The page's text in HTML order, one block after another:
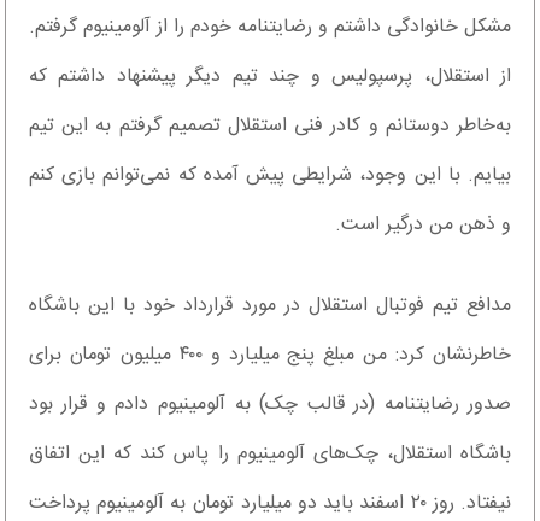
مشکل خانوادگی داشتم و رضایتنامه خودم را از آلومینیوم گرفتم.
از استقلال، پرسپولیس و چند تیم دیگر پیشنهاد داشتم که
به‌خاطر دوستانم و کادر فنی استقلال تصمیم گرفتم به این تیم
بیایم. با این وجود، شرایطی پیش آمده که نمی‌توانم بازی کنم
و ذهن من درگیر است.
مدافع تیم فوتبال استقلال در مورد قرارداد خود با این باشگاه
خاطرنشان کرد: من مبلغ پنج میلیارد و ۴۰۰ میلیون تومان برای
صدور رضایتنامه (در قالب چک) به آلومینیوم دادم و قرار بود
باشگاه استقلال، چک‌های آلومینیوم را پاس کند که این اتفاق
نیفتاد. روز ۲۰ اسفند باید دو میلیارد تومان به آلومینیوم پرداخت